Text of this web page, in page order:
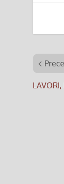
LAVORI,